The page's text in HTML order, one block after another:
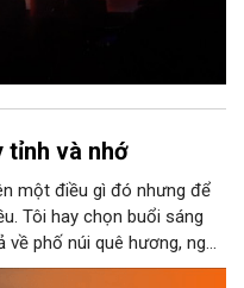
tỉnh và nhớ
một điều gì đó nhưng để
Tôi hay chọn buổi sáng
phố núi quê hương, ngồi
điểm từng nhịp xuống